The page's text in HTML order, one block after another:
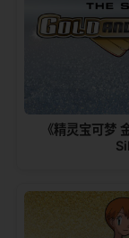
《精灵宝可